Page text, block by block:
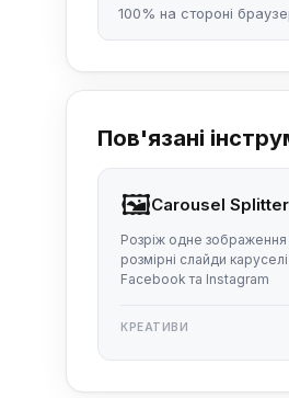
100% на стороні
Пов'язані
🖼️Carousel Splitter
Розріж одне зображення
розмірні слайди
Facebook та Instagram
КРЕАТИВИ